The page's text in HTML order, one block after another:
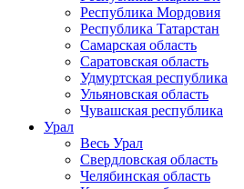
Республика Мордовия
Республика Татарстан
Самарская область
Саратовская область
Удмуртская республика
Ульяновская область
Чувашская республика
Урал
Весь Урал
Свердловская область
Челябинская область